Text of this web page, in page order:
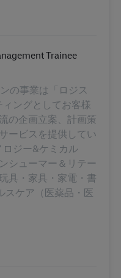
ネージャー
Trainee
の事業は「ロジス
ングとしてお客様
の企画立案、計画策
ービスを提供してい
ジー&ケミカル
シューマー＆リテー
具・家具・家電・書
スケア（医薬品・医
2027 Management Trainee